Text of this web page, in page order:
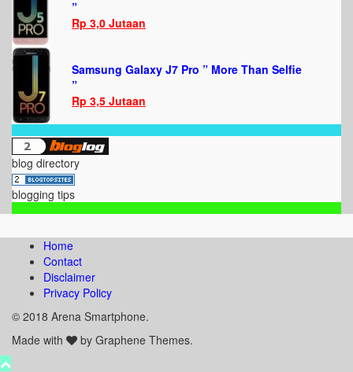
”
Rp 3,0 Jutaan
Samsung Galaxy J7 Pro ” More Than Selfie
”
Rp 3,5 Jutaan
blog directory
blogging tips
Home
Contact
Disclaimer
Privacy Policy
© 2018 Arena Smartphone.
Made with
by Graphene Themes.